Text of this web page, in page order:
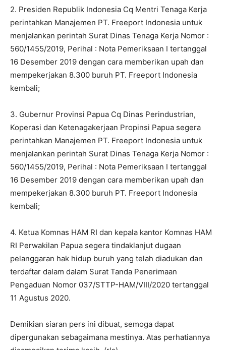
2. Presiden Republik Indonesia Cq Mentri Tenaga Kerja
perintahkan Manajemen PT. Freeport Indonesia untuk
menjalankan perintah Surat Dinas Tenaga Kerja Nomor :
560/1455/2019, Perihal : Nota Pemeriksaan I tertanggal
16 Desember 2019 dengan cara memberikan upah dan
mempekerjakan 8.300 buruh PT. Freeport Indonesia
kembali;
3. Gubernur Provinsi Papua Cq Dinas Perindustrian,
Koperasi dan Ketenagakerjaan Propinsi Papua segera
perintahkan Manajemen PT. Freeport Indonesia untuk
menjalankan perintah Surat Dinas Tenaga Kerja Nomor :
560/1455/2019, Perihal : Nota Pemeriksaan I tertanggal
16 Desember 2019 dengan cara memberikan upah dan
mempekerjakan 8.300 buruh PT. Freeport Indonesia
kembali;
4. Ketua Komnas HAM RI dan kepala kantor Komnas HAM
RI Perwakilan Papua segera tindaklanjut dugaan
pelanggaran hak hidup buruh yang telah diadukan dan
terdaftar dalam dalam Surat Tanda Penerimaan
Pengaduan Nomor 037/STTP-HAM/VIII/2020 tertanggal
11 Agustus 2020.
Demikian siaran pers ini dibuat, semoga dapat
dipergunakan sebagaimana mestinya. Atas perhatiannya